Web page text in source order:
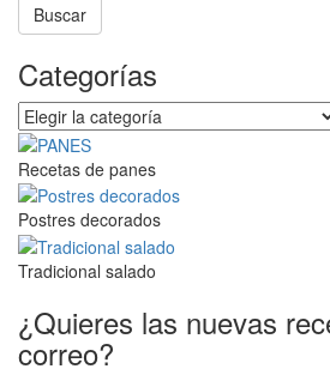
Buscar
búsqueda
está
en
progreso
Categorías
Categorías
Recetas de panes
Postres decorados
Tradicional salado
¿Quieres las nuevas
correo?